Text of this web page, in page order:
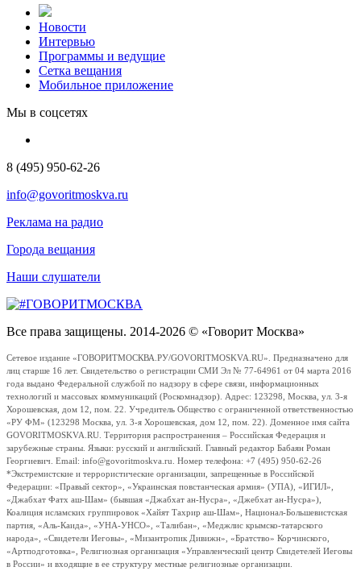
Новости
Интервью
Программы и ведущие
Сетка вещания
Мобильное приложение
Мы в соцсетях
8 (495) 950-62-26
info@govoritmoskva.ru
Реклама на радио
Города вещания
Наши слушатели
Все права защищены. 2014-2026 © «Говорит Москва»
Сетевое издание «ГОВОРИТМОСКВА.РУ/GOVORITMOSKVA.RU». Предназначено для
лиц старше 16 лет. Свидетельство о регистрации СМИ Эл № 77-64961 от 04 марта 2016
года выдано Федеральной службой по надзору в сфере связи, информационных
технологий и массовых коммуникаций (Роскомнадзор). Адрес: 123298, Москва, ул. 3-я
Хорошевская, дом 12, пом. 22. Учредитель Общество с ограниченной ответственностью
«РУ ФМ» (123298 Москва, ул. 3-я Хорошевская, дом 12, пом. 22). Доменное имя сайта
GOVORITMOSKVA.RU. Территория распространения – Российская Федерация и
зарубежные страны. Языки: русский и английский. Главный редактор Бабаян Роман
Георгиевич. Email: info@govoritmoskva.ru. Номер телефона: +7 (495) 950-62-26
*Экстремистские и террористические организации, запрещенные в Российской
Федерации: «Правый сектор», «Украинская повстанческая армия» (УПА), «ИГИЛ»,
«Джабхат Фатх аш-Шам» (бывшая «Джабхат ан-Нусра», «Джебхат ан-Нусра»),
Коалиция исламских группировок «Хайят Тахрир аш-Шам», Национал-Большевистская
партия, «Аль-Каида», «УНА-УНСО», «Талибан», «Меджлис крымско-татарского
народа», «Свидетели Иеговы», «Мизантропик Дивижн», «Братство» Корчинского,
«Артподготовка», Религиозная организация «Управленческий центр Свидетелей Иеговы
в России» и входящие в ее структуру местные религиозные организации.